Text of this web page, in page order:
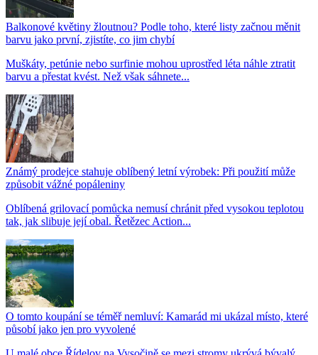
Balkonové květiny žloutnou? Podle toho, které listy začnou měnit
barvu jako první, zjistíte, co jim chybí
Muškáty, petúnie nebo surfinie mohou uprostřed léta náhle ztratit
barvu a přestat kvést. Než však sáhnete...
Známý prodejce stahuje oblíbený letní výrobek: Při použití může
způsobit vážné popáleniny
Oblíbená grilovací pomůcka nemusí chránit před vysokou teplotou
tak, jak slibuje její obal. Řetězec Action...
O tomto koupání se téměř nemluví: Kamarád mi ukázal místo, které
působí jako jen pro vyvolené